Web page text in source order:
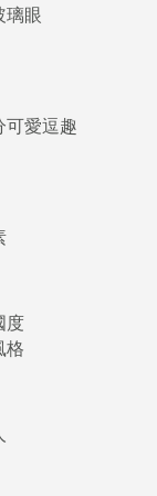
璃眼
可愛逗趣
度
格